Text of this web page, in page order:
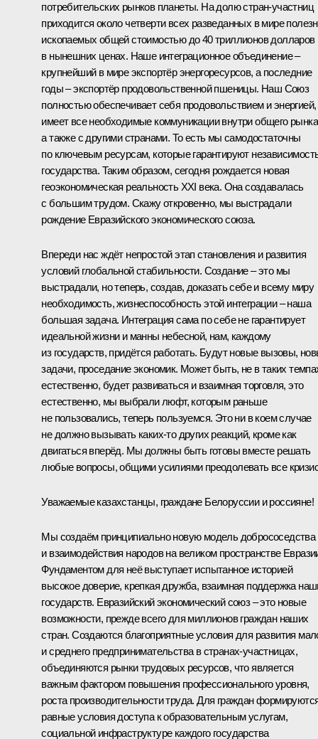
потребительских рынков планеты. На долю стран-участниц
приходится около четверти всех разведанных в мире
ископаемых общей стоимостью до 40 триллионов долларов
в нынешних ценах. Наше интеграционное объединение –
крупнейший в мире экспортёр энергоресурсов, а последние
годы – экспортёр продовольственной пшеницы. Наш Союз
полностью обеспечивает себя продовольствием и энергией,
имеет все необходимые коммуникации внутри общего
а также с другими странами. То есть мы самодостаточны
по ключевым ресурсам, которые гарантируют
государства. Таким образом, сегодня рождается новая
геоэкономическая реальность XXI века. Она создавалась
с большим трудом. Скажу откровенно, мы выстрадали
рождение Евразийского экономического союза.
Впереди нас ждёт непростой этап становления и развития
условий глобальной стабильности. Создание – это мы
выстрадали, но теперь, создав, доказать себе и всему миру
необходимость, жизнеспособность этой интеграции – наша
большая задача. Интеграция сама по себе не гарантирует
идеальной жизни и манны небесной, нам, каждому
из государств, придётся работать. Будут новые вызовы,
задачи, проседание экономик. Может быть, не в таких
естественно, будет развиваться и взаимная торговля, это
естественно, мы выбрали люфт, которым раньше
не пользовались, теперь пользуемся. Это ни в коем случае
не должно вызывать каких‑то других реакций, кроме как
двигаться вперёд. Мы должны быть готовы вместе решать
любые вопросы, общими усилиями преодолевать все
Уважаемые казахстанцы, граждане Белоруссии и россияне!
Мы создаём принципиально новую модель добрососедства
и взаимодействия народов на великом пространстве
Фундаментом для неё выступает испытанное историей
высокое доверие, крепкая дружба, взаимная поддержка
государств. Евразийский экономический союз – это новые
возможности, прежде всего для миллионов граждан наших
стран. Создаются благоприятные условия для развития
и среднего предпринимательства в странах-участницах,
объединяются рынки трудовых ресурсов, что является
важным фактором повышения профессионального уровня,
роста производительности труда. Для граждан
равные условия доступа к образовательным услугам,
социальной инфраструктуре каждого государства